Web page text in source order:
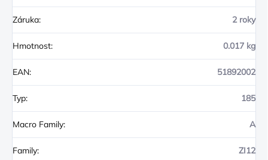
Záruka: 2 roky
Hmotnost: 0.017 kg
EAN: 51892002
Typ: 185
Macro Family: A
Family: ZI12